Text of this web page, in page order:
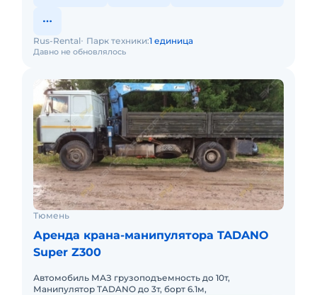
Давно не обновлялось
Rus-Rental Парк техники:1 единица
Тюмень
Аренда крана-манипулятора TADANO
Super Z300
Автомобиль МАЗ грузоподъемность до 10т,
Манипулятор TADANO до 3т, борт 6.1м,